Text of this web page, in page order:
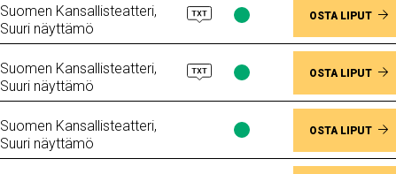
Suomen Kansallisteatteri,
Suuri näyttämö
Lippujen
saatavuus
vapaana
OSTA LIPUT
Suomen Kansallisteatteri,
Suuri näyttämö
Lippujen
saatavuus
vapaana
OSTA LIPUT
Suomen Kansallisteatteri,
Suuri näyttämö
Lippujen
saatavuus
OSTA LIPUT